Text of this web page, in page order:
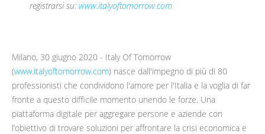
registrarsi su: www.italyoftomorrow.com
Milano, 30 giugno 2020 - Italy Of Tomorrow
(www.italyoftomorrow.com) nasce dall'impegno di più di 80
professionisti che condividono l'amore per l'Italia e la voglia di far
fronte a questo difficile momento unendo le forze. Una
piattaforma digitale per aggregare persone e aziende con
l’obiettivo di trovare soluzioni per affrontare la crisi economica e